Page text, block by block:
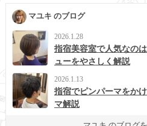
マユキ のブログ
2026.1.28
指宿美容室で人気なの
ューをやさしく解説
2026.1.13
指宿でピンパーマをか
マ解説